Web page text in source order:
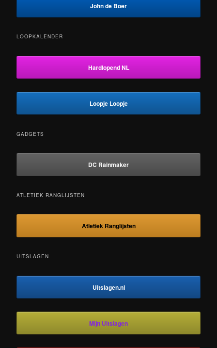
John de Boer
LOOPKALENDER
Hardlopend NL
Loopje Loopje
GADGETS
DC Rainmaker
ATLETIEK RANGLIJSTEN
Atletiek Ranglijsten
UITSLAGEN
Uitslagen.nl
Mijn Uitslagen